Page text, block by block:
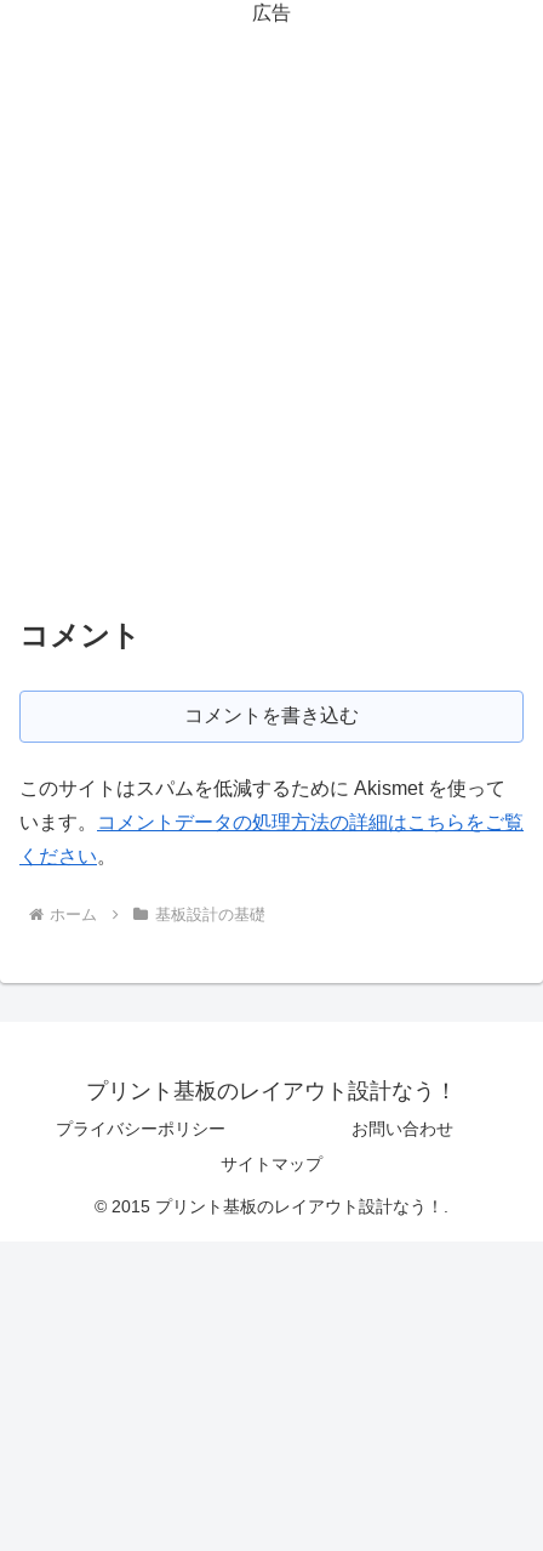
広告
コメント
コメントを書き込む
このサイトはスパムを低減するために Akismet を使って
います。
コメントデータの処理方法の詳細はこちらをご覧
ください。
ホーム 基板設計の基礎
プリント基板のレイアウト設計なう！
プライバシーポリシー
お問い合わせ
サイトマップ
© 2015 プリント基板のレイアウト設計なう！.